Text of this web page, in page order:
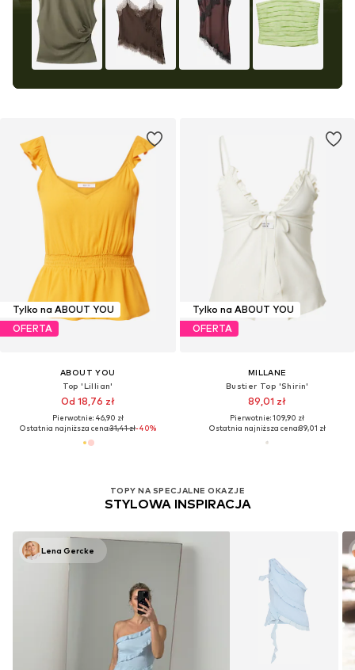
Tylko na ABOUT YOU
OFERTA
ABOUT YOU
Top 'Lillian'
Od 18,76 zł
Pierwotnie: 46,90 zł
Ostatnia najniższa cena:31,41 zł-40%
Tylko na ABOUT YOU
OFERTA
MILLANE
Bustier Top 'Shirin'
89,01 zł
Pierwotnie: 109,90 zł
Ostatnia najniższa cena:89,01 zł
TOPY NA SPECJALNE OKAZJE
STYLOWA INSPIRACJA
Lena Gercke